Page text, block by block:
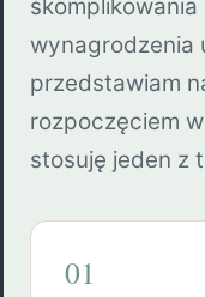
wynagrodzenia
przedstawiam
rozpoczęciem
stosuję jeden z
01